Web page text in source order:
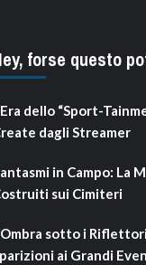
forse questo
dello “Sport-
dagli Streamer
in Campo: La
sui Cimiteri
sotto i
ai Grandi